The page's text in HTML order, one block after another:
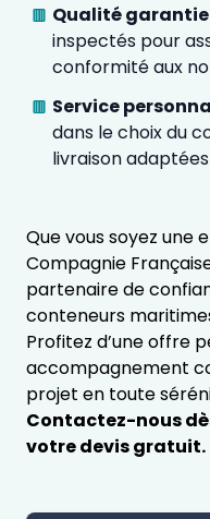
Qualité garantie
inspectés pour
conformité aux
Service
dans le choix du
livraison
Que vous soyez une
Compagnie
partenaire de
conteneurs
Profitez d’une offre
accompagnement
projet en toute
Contactez-nous
votre devis gratuit.